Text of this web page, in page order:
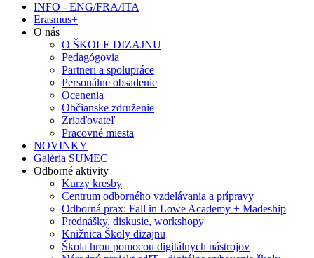
INFO - ENG/FRA/ITA
Erasmus+
O nás
O ŠKOLE DIZAJNU
Pedagógovia
Partneri a spolupráce
Personálne obsadenie
Ocenenia
Občianske združenie
Zriaďovateľ
Pracovné miesta
NOVINKY
Galéria SUMEC
Odborné aktivity
Kurzy kresby
Centrum odborného vzdelávania a prípravy
Odborná prax: Fall in Lowe Academy + Madeship
Prednášky, diskusie, workshopy
Knižnica Školy dizajnu
Škola hrou pomocou digitálnych nástrojov